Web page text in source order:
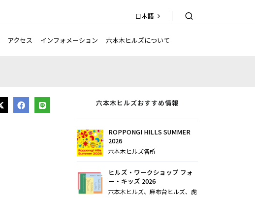
日本語 日本語
アクセス インフォメーション 六本木ヒルズについて
六本木ヒルズおすすめ情報
ROPPONGI HILLS SUMMER
2026
六本木ヒルズ各所
ヒルズ・ワークショップ フォ
ー・キッズ 2026
六本木ヒルズ、麻布台ヒルズ、虎